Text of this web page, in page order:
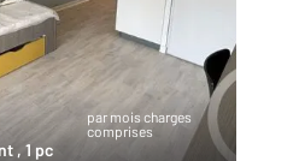
par mois charges
comprises
, 1 pc